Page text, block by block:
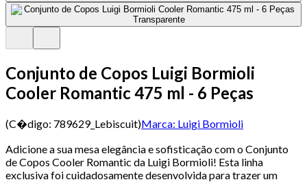
Conjunto de Copos Luigi Bormioli
Cooler Romantic 475 ml - 6 Peças
(C�digo: 789629_Lebiscuit)Marca: Luigi Bormioli
Adicione a sua mesa elegância e sofisticação com o Conjunto
de Copos Cooler Romantic da Luigi Bormioli! Esta linha
exclusiva foi cuidadosamente desenvolvida para trazer um